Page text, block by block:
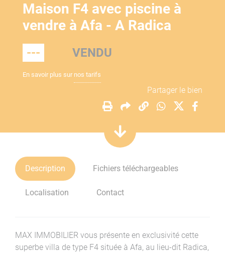
Maison F4 avec piscine à
vendre à Afa - A Radica
--- VENDU
En savoir plus sur nos tarifs
Partager le bien
Description Fichiers téléchargeables
Localisation Contact
MAX IMMOBILIER vous présente en exclusivité cette
superbe villa de type F4 située à Afa, au lieu-dit Radica,